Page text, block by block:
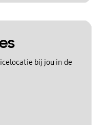
bij jou in de